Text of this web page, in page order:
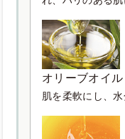
オリーブオイル
肌を柔軟にし、